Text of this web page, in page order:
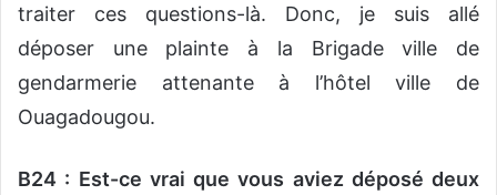
traiter ces questions-là. Donc, je suis allé
déposer une plainte à la Brigade ville de
gendarmerie attenante à l’hôtel ville de
Ouagadougou.
B24 : Est-ce vrai que vous aviez déposé deux